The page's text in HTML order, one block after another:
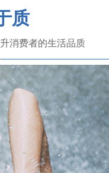
质
消费者的生活品质